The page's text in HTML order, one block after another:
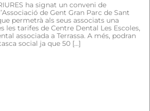
ha signat un conveni de
de Gent Gran Parc de Sant
permetrà als seus associats una
les tarifes de Centre Dental Les Escoles,
associada a Terrassa. A més, podran
social ja que 50 […]